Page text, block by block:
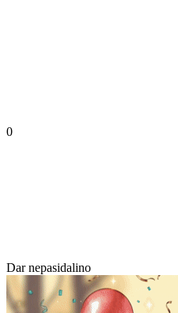
0
Dar nepasidalino